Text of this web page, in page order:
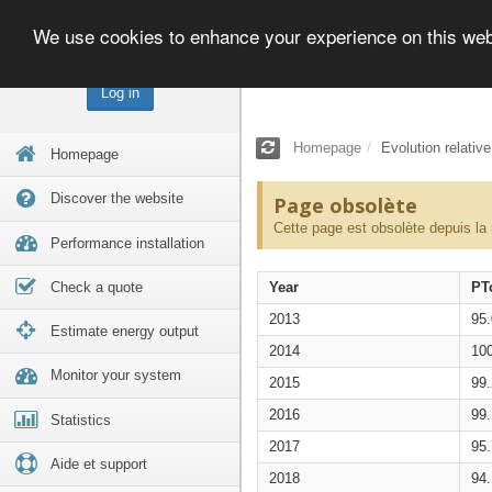
Log in
Homepage
Discover the website
Performance installation
Check a quote
Estimate energy output
Monitor your system
Statistics
Aide et support
We use cookies to enhance your experience on this
Homepage Evolution
Page obsolète
Cette page est obsolète depuis
Year
2013
2014
2015
2016
2017
2018